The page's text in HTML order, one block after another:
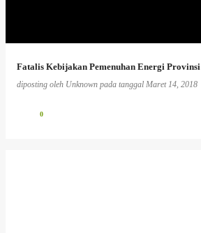
Fatalis Kebijakan Pemenuhan Energi
diposting oleh Unknown pada tanggal Maret 14, 2018
0